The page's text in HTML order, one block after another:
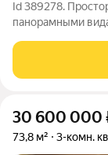
Id 389278.
панорамными
квартиру
монолитного
30 600 000
73,8 м² 3-комн.